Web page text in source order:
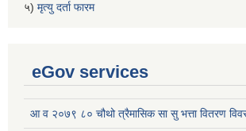
५) मृत्यु दर्ता फारम
eGov services
आ व २०७९ ८० चौथो त्रैमासिक सा सु भत्ता वितरण